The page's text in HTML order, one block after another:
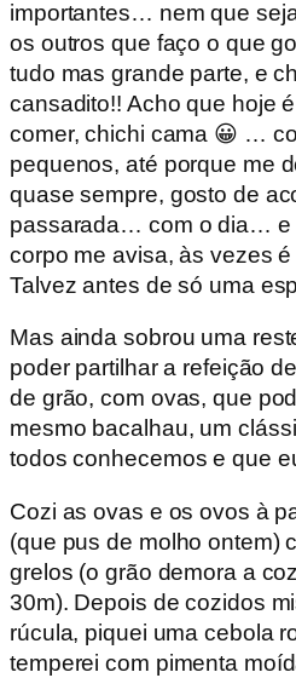
importantes… nem que
os outros que faço o que
tudo mas grande parte, e
cansadito!! Acho que hoje
comer, chichi cama 😀 …
pequenos, até porque me
quase sempre, gosto de
passarada… com o dia… e
corpo me avisa, às vezes
Talvez antes de só uma
Mas ainda sobrou uma
poder partilhar a refeição
de grão, com ovas, que
mesmo bacalhau, um
todos conhecemos e que
Cozi as ovas e os ovos à
(que pus de molho ontem)
grelos (o grão demora a
30m). Depois de cozidos
rúcula, piquei uma cebola
temperei com pimenta